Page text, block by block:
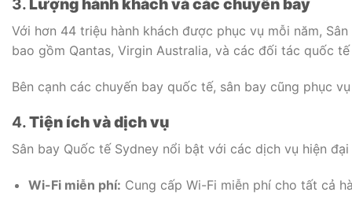
3. Lượng hành khách và các chuyến bay
Với hơn 44 triệu hành khách được phục vụ mỗi năm,
bao gồm Qantas, Virgin Australia, và các đối tác quốc
Bên cạnh các chuyến bay quốc tế, sân bay cũng phục
4.Tiện ích và dịch vụ
Sân bay Quốc tế Sydney nổi bật với các dịch vụ hiện
Wi-Fi miễn phí: Cung cấp Wi-Fi miễn phí cho tất cả